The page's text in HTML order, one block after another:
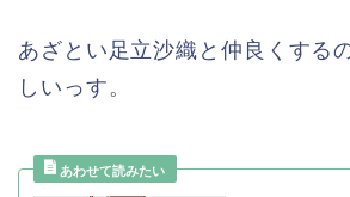
あざとい足立沙織と仲良くする
しいっす。